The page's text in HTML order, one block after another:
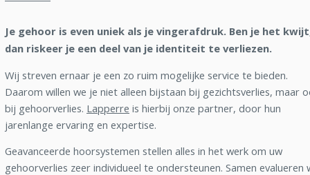
Je gehoor is even uniek als je vingerafdruk. Ben je het
dan riskeer je een deel van je identiteit te verliezen.
Wij streven ernaar je een zo ruim mogelijke service te bieden.
Daarom willen we je niet alleen bijstaan bij gezichtsverlies, maar
bij gehoorverlies. Lapperre is hierbij onze partner, door hun
jarenlange ervaring en expertise.
Geavanceerde hoorsystemen stellen alles in het werk om uw
gehoorverlies zeer individueel te ondersteunen. Samen evalueren